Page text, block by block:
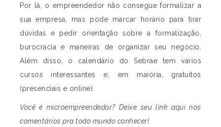
Por lá, o empreendedor não consegue formalizar a
sua empresa, mas pode marcar horário para tirar
dúvidas e pedir orientação sobre a formalização,
burocracia e maneiras de organizar seu negócio.
Além disso, o calendário do Sebrae tem vários
cursos interessantes e, em maioria, gratuitos
(presenciais e online).
Você é microempreendedor? Deixe seu link aqui nos
comentários pra todo mundo conhecer!